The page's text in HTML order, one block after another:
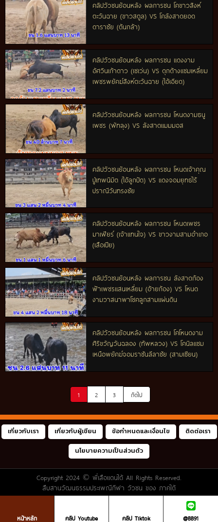
คลิปวัวชนย้อนหลัง ผลการชน โคขาวสิงห์
ตะวันฉาย (ขาวสตูล) VS โคลังสาดยอด
ดาราชัย (ต้นกล้า)
คลิปวัวชนย้อนหลัง ผลการชน แดงงาม
อัศวินเก้าดาว (เซเว่น) VS ดุกด้างแซมเหลี่ยม
เพชรพยัคฆ์สิงห์ตะวันฉาย (ไอ้เอียด)
คลิปวัวชนย้อนหลัง ผลการชน โหนดงามธนู
เพชร (พัทลุง) VS ลังสาดแมมมอส
คลิปวัวชนย้อนหลัง ผลการชน โหนดเจ้าคุณ
ปู่เทพนิมิต (ไอ้ลูกปัด) VS แดงจอมยุทธไร้
ปราณีวันทรงชัย
คลิปวัวชนย้อนหลัง ผลการชน โหนดเพชร
มาเฟียร์ (เจ้าแทนใจ) VS ขาวงามสามอำเภอ
(เสือเปีย)
คลิปวัวชนย้อนหลัง ผลการชน ลังสาดก้อง
ฟ้าเพชรแสนเหลี่ยม (อ้ายก้อง) VS โหนด
งามวาสนาพาโชคลูกสามแผ่นดิน
คลิปวัวชนย้อนหลัง ผลการชน โคโหนดงาม
ศิริขวัญวันฉลอง (ทัพหลวง) VS โคนิลแซม
เหนือพยัคฆ์จอมราชันลีลาชัย (สามเซียน)
1 2 3 ถัดไป
เกี่ยวกับเรา เกี่ยวกับผู้เขียน ข้อกำหนดและเงื่อนไข ติดต่อเรา
นโยบายความเป็นส่วนตัว
Copyright 2024 © พี่เสือแดนใต้ All Rights Reserved.
สืบสานวัฒนธรรมประเพณีกีฬา วัวชน ของ ภาคใต้
หน้าหลัก คลิป Youtube คลิป Tiktok @BB91